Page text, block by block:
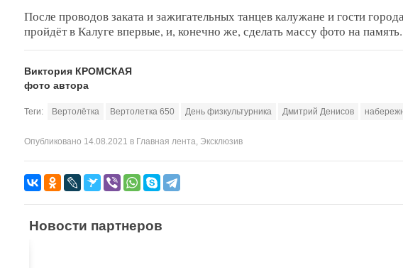
После проводов заката и зажигательных танцев калужане и гости
пройдёт в Калуге впервые, и, конечно же, сделать массу фото на память.
Виктория КРОМСКАЯ
фото автора
Теги: Вертолётка Вертолетка 650 День физкультурника Дмитрий Денисов
Опубликовано 14.08.2021 в Главная лента, Эксклюзив
Новости партнеров